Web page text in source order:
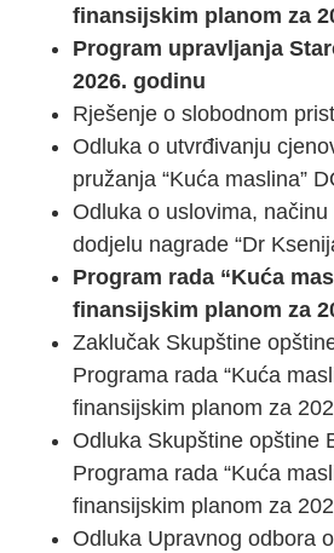
finansijskim planom za
Program upravljanja
2026. godinu
Rješenje o slobodnom
Odluka o utvrđivanju
pružanja “Kuća maslina”
Odluka o uslovima,
dodjelu nagrade “Dr
Program rada “Kuća
finansijskim planom za
Zaklučak Skupštine
Programa rada “Kuća
finansijskim planom za
Odluka Skupštine opštine
Programa rada “Kuća
finansijskim planom za
Odluka Upravnog odbora